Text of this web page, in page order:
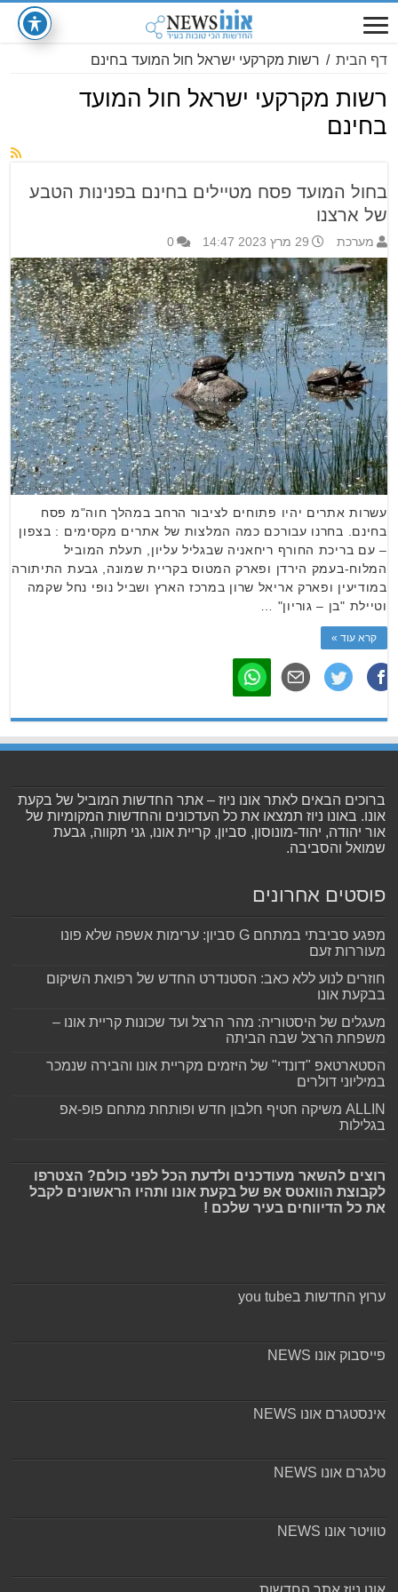
דף הבית / רשות מקרקעי ישראל חול המועד בחינם
רשות מקרקעי ישראל חול המועד
בחינם
בחול המועד פסח מטיילים בחינם בפנינות הטבע
של ארצנו
מערכת 29 מרץ 2023 14:47 0
עשרות אתרים יהיו פתוחים לציבור הרחב במהלך חוה"מ פסח
בחינם. בחרנו עבורכם כמה המלצות של אתרים מקסימים : בצפון
– עם בריכת החורף ריחאניה שבגליל עליון, תעלת המוביל
המלוח-בעמק הירדן ופארק המטוס בקריית שמונה, גבעת התיתורה
במודיעין ופארק אריאל שרון במרכז הארץ ושביל נופי נחל שקמה
וטיילת "בן – גוריון" …
קרא עוד »
ברוכים הבאים לאתר אונו ניוז – אתר החדשות המוביל של בקעת
אונו. באונו ניוז תמצאו את כל העדכונים והחדשות המקומיות של
אור יהודה, יהוד-מונוסון, סביון, קריית אונו, גני תקווה, גבעת
שמואל והסביבה.
פוסטים אחרונים
מפגע סביבתי במתחם G סביון: ערימות אשפה שלא פונו
מעוררות זעם
חוזרים לנוע ללא כאב: הסטנדרט החדש של רפואת השיקום
בבקעת אונו
מעגלים של היסטוריה: מהר הרצל ועד שכונות קריית אונו –
משפחת הרצל שבה הביתה
הסטארטאפ "דונדי" של היזמים מקריית אונו והבירה שנמכר
במיליוני דולרים
ALLIN משיקה חטיף חלבון חדש ופותחת מתחם פופ-אפ
בגלילות
רוצים להשאר מעודכנים ולדעת הכל לפני כולם? הצטרפו
לקבוצת הוואטס אפ של בקעת אונו ותהיו הראשונים לקבל
את כל הדיווחים בעיר שלכם !
ערוץ החדשות בyou tube
פייסבוק אונו NEWS
אינסטגרם אונו NEWS
טלגרם אונו NEWS
טוויטר אונו NEWS